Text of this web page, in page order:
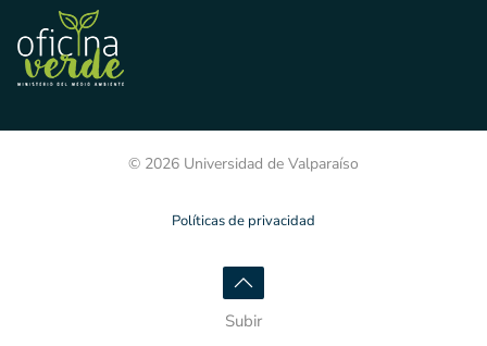
© 2026 Universidad de Valparaíso
Políticas de privacidad
Subir